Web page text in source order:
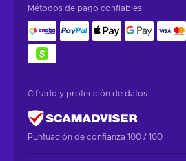
Métodos de pago confiables
Cifrado y protección de datos
Puntuación de confianza 100 / 100